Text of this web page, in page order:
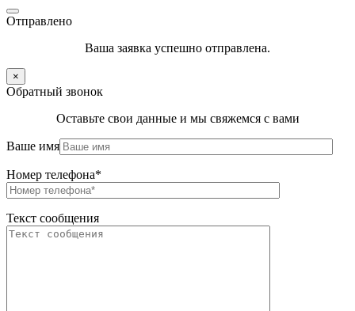
Отправлено
Ваша заявка успешно отправлена.
×
Обратный звонок
Оставьте свои данные и мы свяжемся с вами
Ваше имя
Номер телефона*
Текст сообщения